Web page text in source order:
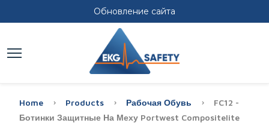
Обновление сайта
Home Products Рабочая Обувь
FC12 -
Ботинки Защитные На Меху Portwest Compositelite